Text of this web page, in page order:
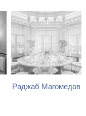
Раджаб Магомедов